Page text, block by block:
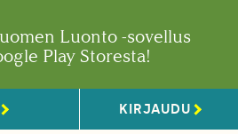
Luonto -sovellus
Play Storesta!
KIRJAUDU